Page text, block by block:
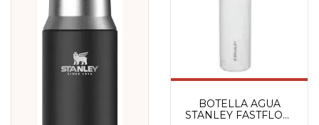
BOTELLA AGUA
STANLEY FASTFLOW